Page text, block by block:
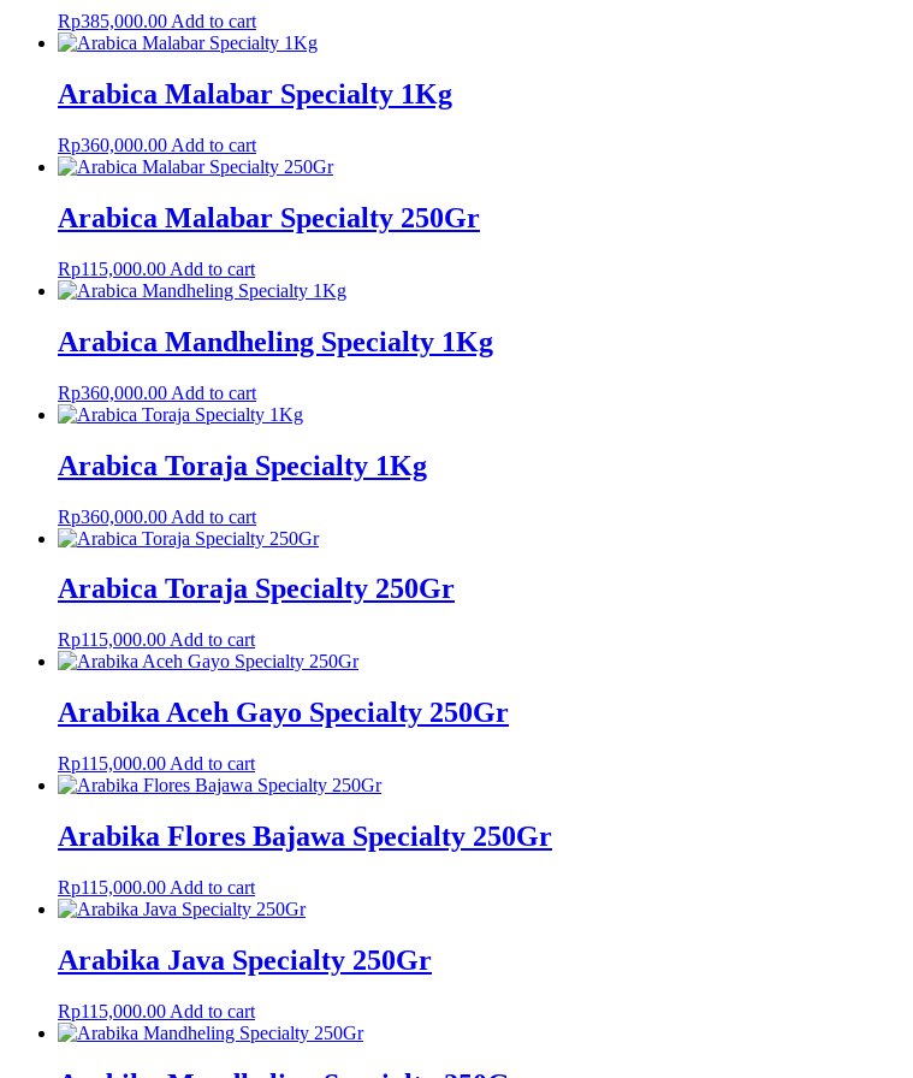
Rp385,000.00 Add to cart
Arabica Malabar Specialty 1Kg
Rp360,000.00 Add to cart
Arabica Malabar Specialty 250Gr
Rp115,000.00 Add to cart
Arabica Mandheling Specialty 1Kg
Rp360,000.00 Add to cart
Arabica Toraja Specialty 1Kg
Rp360,000.00 Add to cart
Arabica Toraja Specialty 250Gr
Rp115,000.00 Add to cart
Arabika Aceh Gayo Specialty 250Gr
Rp115,000.00 Add to cart
Arabika Flores Bajawa Specialty 250Gr
Rp115,000.00 Add to cart
Arabika Java Specialty 250Gr
Rp115,000.00 Add to cart